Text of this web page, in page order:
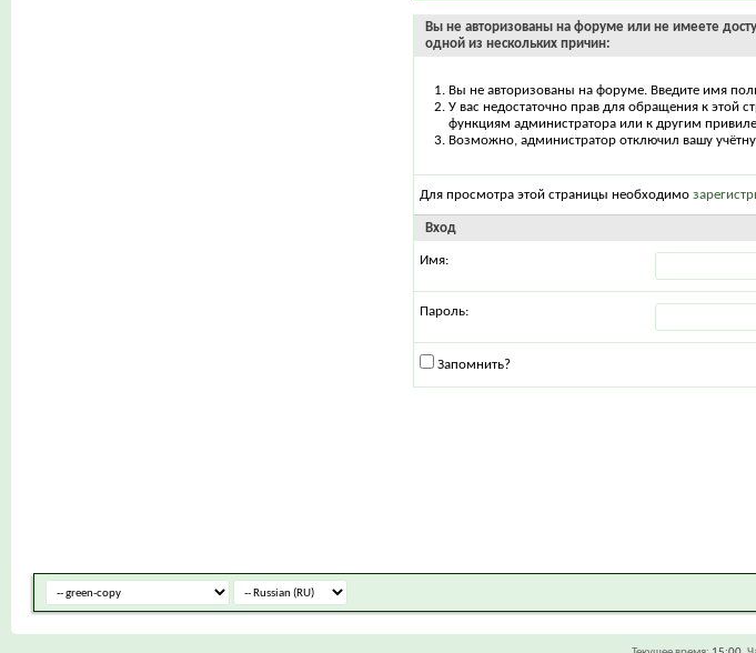
Вы не авторизованы на форуме или не имеете
одной из нескольких причин:
Вы не авторизованы на форуме. Введите имя
У вас недостаточно прав для обращения к этой
функциям администратора или к другим
Возможно, администратор отключил вашу
Для просмотра этой страницы необходимо
Вход
Имя:
Пароль:
Запомнить?